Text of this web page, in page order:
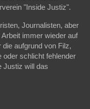
"Inside Justiz".
Journalisten, aber
immer wieder auf
aufgrund von Filz,
oder schlicht fehlender
Justiz will das